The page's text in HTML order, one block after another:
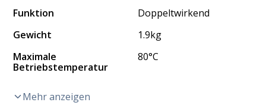
Funktion
Doppeltwirkend
Gewicht
1.9kg
Maximale
Betriebstemperatur
80°C
Mehr anzeigen